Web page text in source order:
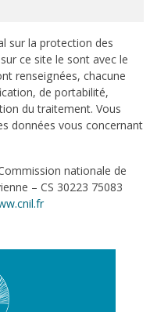
sur la protection des
ce site le sont avec le
renseignées, chacune
de portabilité,
du traitement. Vous
données vous concernant
nationale de
– CS 30223 75083